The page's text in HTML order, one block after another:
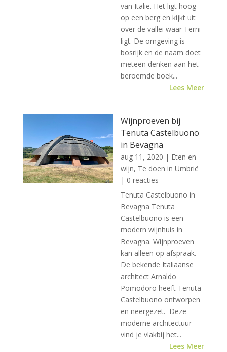
van Italië. Het ligt hoog
op een berg en kijkt uit
over de vallei waar Terni
ligt. De omgeving is
bosrijk en de naam doet
meteen denken aan het
beroemde boek...
Lees Meer
Wijnproeven bij
Tenuta Castelbuono
in Bevagna
aug 11, 2020 | Eten en
wijn, Te doen in Umbrië
| 0 reacties
Tenuta Castelbuono in
Bevagna Tenuta
Castelbuono is een
modern wijnhuis in
Bevagna. Wijnproeven
kan alleen op afspraak.
De bekende Italiaanse
architect Arnaldo
Pomodoro heeft Tenuta
Castelbuono ontworpen
en neergezet. Deze
moderne architectuur
vind je vlakbij het...
Lees Meer